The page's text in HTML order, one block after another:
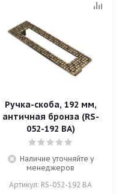
Ручка-скоба, 192 мм,
античная бронза (RS-
052-192 BA)
Наличие уточняйте у
менеджеров
Артикул: RS-052-192 BA